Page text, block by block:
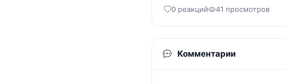
0 реакций 41 просмотров
Комментарии